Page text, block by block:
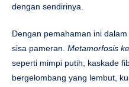
dengan sendirinya.
Dengan pemahaman ini
sisa pameran. Metamorfosis
seperti mimpi putih, kaskade
bergelombang yang lembut,